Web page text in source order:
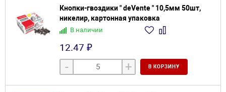
Кнопки-гвоздики " deVente " 10,5мм 50шт,
никелир, картонная упаковка
В наличии
12.47 ₽
- + В КОРЗИНУ